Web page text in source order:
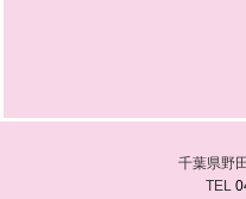
千葉県野
TEL